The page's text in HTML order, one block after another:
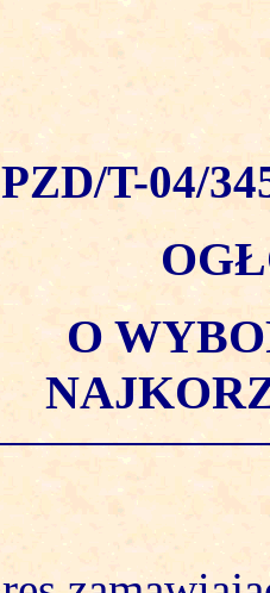
PZD/T-04/
O